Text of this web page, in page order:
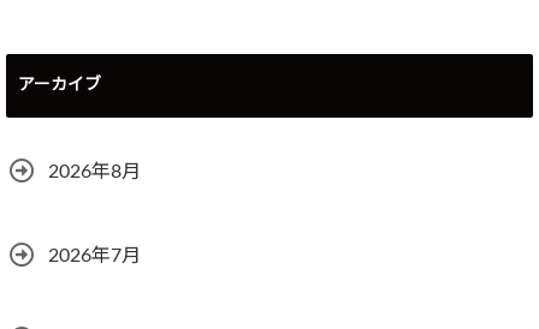
アーカイブ
2026年8月
2026年7月